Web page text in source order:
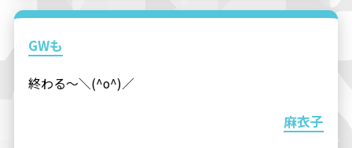
GWも
終わる〜＼(^o^)／
麻衣子